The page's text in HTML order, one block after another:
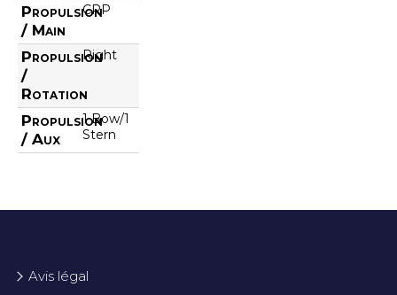
Propulsion
/ Main
CPP
Propulsion
/
Rotation
Right
Propulsion
/ Aux
1 Bow/1
Stern
Avis légal